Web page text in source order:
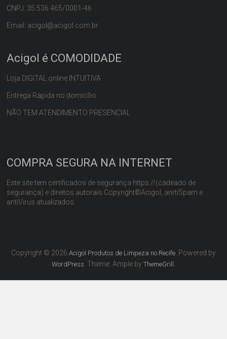
CNPJ: 35.536.465/0001-46
Email: acigol@acigol.com.br
Acigol é COMODIDADE
Loja DIGITAL online INTUITIVA
Entrega Rápida no domicílio
NÃO TEM ATENDIMENTO PRESENCIAL
COMPRA SEGURA NA INTERNET
Este site tem certificados de segurança https://(cadeado de
segurança) e direitos autorais Copyright©Acigol, anrtiSpam e
antiVirus atualizados.
Copyright © 2026 Acigol Produtos de Limpeza no Recife. Powered by
WordPress. Theme: Ample by ThemeGrill .